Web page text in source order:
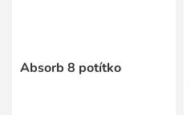
Absorb 8 potítko